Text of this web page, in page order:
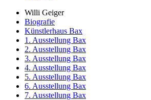
Willi Geiger
Biografie
Künstlerhaus Bax
1. Ausstellung Bax
2. Ausstellung Bax
3. Ausstellung Bax
4. Ausstellung Bax
5. Ausstellung Bax
6. Ausstellung Bax
7. Ausstellung Bax